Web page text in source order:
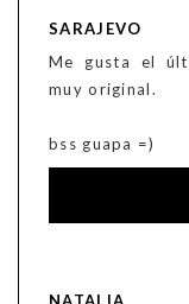
SARAJEVO
Me gusta el
muy original.
bss guapa =)
NATALIA